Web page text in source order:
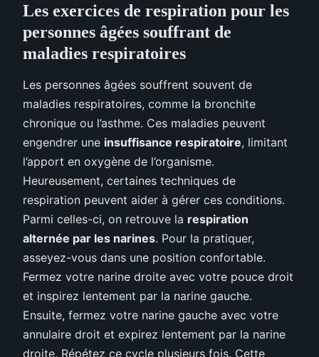
Les exercices de respiration pour les
personnes âgées souffrant de
maladies respiratoires
Les personnes âgées souffrent souvent de
maladies respiratoires, comme la bronchite
chronique ou l’asthme. Ces maladies peuvent
engendrer une insuffisance respiratoire, limitant
l’apport en oxygène de l’organisme.
Heureusement, certaines techniques de
respiration peuvent aider à gérer ces conditions.
Parmi celles-ci, on retrouve la respiration
alternée par les narines. Pour la pratiquer,
asseyez-vous dans une position confortable.
Fermez votre narine droite avec votre pouce droit
et inspirez lentement par la narine gauche.
Ensuite, fermez votre narine gauche avec votre
annulaire droit et expirez lentement par la narine
droite. Répétez ce cycle plusieurs fois. Cette